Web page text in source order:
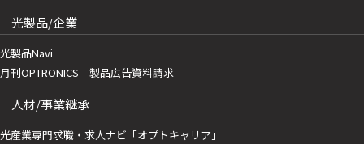
光製品/企業
光製品Navi
月刊OPTRONICS 製品広告資料請求
人材/事業継承
光産業専門求職・求人ナビ「オプトキャリア」